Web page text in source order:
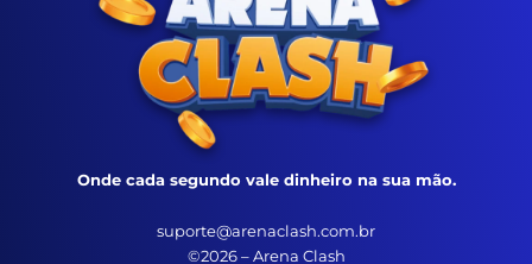
Onde cada segundo vale dinheiro na sua mão.
suporte@arenaclash.com.br
©2026 – Arena Clash